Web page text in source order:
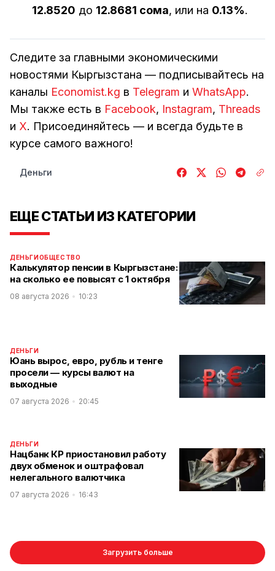
12.8520 до 12.8681 сома, или на 0.13%.
Следите за главными экономическими
новостями Кыргызстана — подписывайтесь на
каналы Economist.kg в Telegram и WhatsApp.
Мы также есть в Facebook, Instagram, Threads
и Х. Присоединяйтесь — и всегда будьте в
курсе самого важного!
Деньги
ЕЩЕ СТАТЬИ ИЗ КАТЕГОРИИ
ДЕНЬГИОБЩЕСТВО
Калькулятор пенсии в Кыргызстане:
на сколько ее повысят с 1 октября
08 августа 2026 10:23
ДЕНЬГИ
Юань вырос, евро, рубль и тенге
просели — курсы валют на
выходные
07 августа 2026 20:45
ДЕНЬГИ
Нацбанк КР приостановил работу
двух обменок и оштрафовал
нелегального валютчика
07 августа 2026 16:43
Загрузить больше